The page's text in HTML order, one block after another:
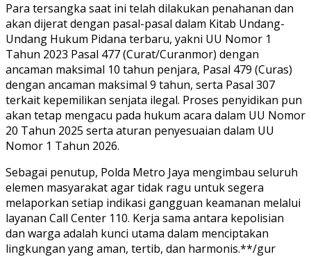
Para tersangka saat ini telah dilakukan penahanan dan
akan dijerat dengan pasal-pasal dalam Kitab Undang-
Undang Hukum Pidana terbaru, yakni UU Nomor 1
Tahun 2023 Pasal 477 (Curat/Curanmor) dengan
ancaman maksimal 10 tahun penjara, Pasal 479 (Curas)
dengan ancaman maksimal 9 tahun, serta Pasal 307
terkait kepemilikan senjata ilegal. Proses penyidikan pun
akan tetap mengacu pada hukum acara dalam UU Nomor
20 Tahun 2025 serta aturan penyesuaian dalam UU
Nomor 1 Tahun 2026.
Sebagai penutup, Polda Metro Jaya mengimbau seluruh
elemen masyarakat agar tidak ragu untuk segera
melaporkan setiap indikasi gangguan keamanan melalui
layanan Call Center 110. Kerja sama antara kepolisian
dan warga adalah kunci utama dalam menciptakan
lingkungan yang aman, tertib, dan harmonis.**/gur